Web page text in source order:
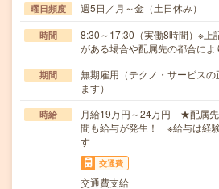
曜日頻度 週5日／月～金（土日休み）
時間
8:30～17:30（実働8時間）※上
がある場合や配属先の都合に
期間
無期雇用（テクノ・サービス
ます）
時給
月給19万円～24万円 ★配属先
間も給与が発生！ ※給与は経
す
交通費
交通費支給